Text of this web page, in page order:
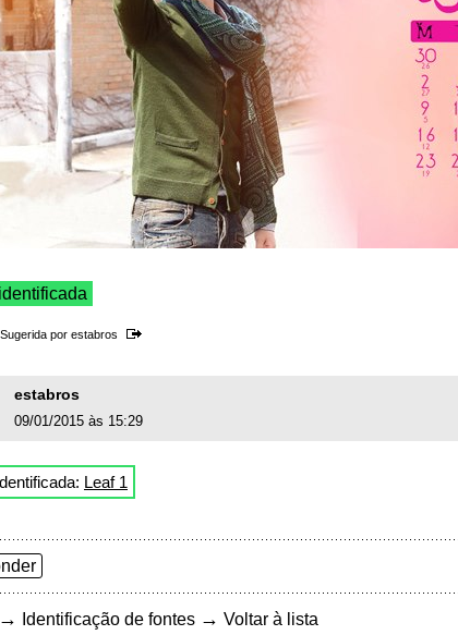
Sugerida por estabros
estabros
09/01/2015 às 15:29
Leaf 1
→ Identificação de fontes → Voltar à lista